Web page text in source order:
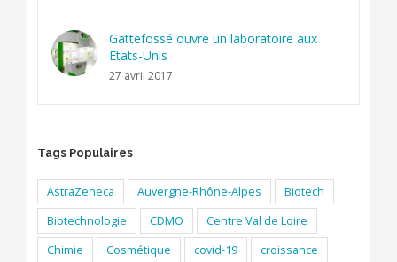
Gattefossé ouvre un laboratoire aux
Etats-Unis
27 avril 2017
Tags Populaires
AstraZeneca Auvergne-Rhône-Alpes
Biotech
Biotechnologie
CDMO
Centre Val de Loire
Chimie
Cosmétique covid-19
croissance